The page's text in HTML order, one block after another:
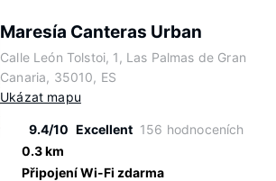
Maresía Canteras Urban
Calle León Tolstoi, 1, Las Palmas de Gran
Canaria, 35010, ES
Ukázat mapu
9.4/10 Excellent 156 hodnoceních
0.3 km
Připojení Wi-Fi zdarma